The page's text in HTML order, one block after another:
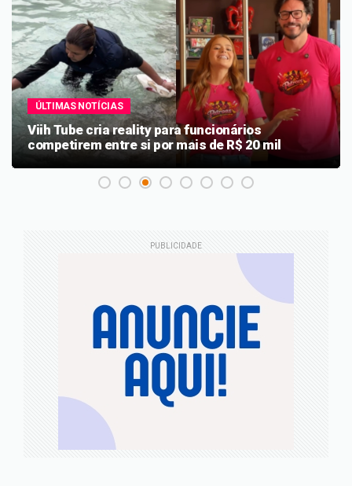
ÚLTIMAS NOTÍCIAS
Viih Tube cria reality para funcionários
competirem entre si por mais de R$ 20 mil
PUBLICIDADE